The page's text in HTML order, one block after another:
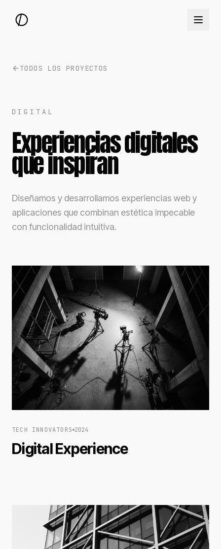
TODOS LOS PROYECTOS
DIGITAL
Experiencias digitales
que inspiran
Diseñamos y desarrollamos experiencias web y
aplicaciones que combinan estética impecable
con funcionalidad intuitiva.
TECH INNOVATORS 2024
Digital Experience